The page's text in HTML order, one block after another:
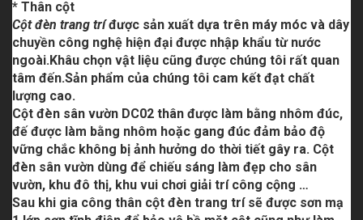
* Thân cột
Cột đèn trang tríđược sản xuất dựa trên máy móc và dây
chuyền công nghệ hiện đại được nhập khẩu từ nước
ngoài.Khâu chọn vật liệu cũng được chúng tôi rất quan
tâm đến.Sản phẩm của chúng tôi cam kết đạt chất
lượng cao.
Cột đèn sân vườn DC02 thân được làm bằng nhôm đúc,
đế được làm bằng nhôm hoặc gang đúc đảm bảo độ
vững chắc không bị ảnh hưởng do thời tiết gây ra. Cột
đèn sân vườn dùng để chiếu sáng làm đẹp cho sân
vườn, khu đô thị, khu vui chơi giải trí công cộng …
Sau khi gia công thân cột đèn trang trísẽ được sơn mạ